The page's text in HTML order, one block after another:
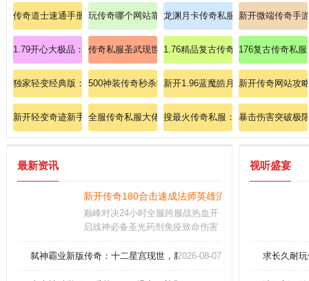
传奇道士速通手册：如何七日速成英雄召唤月灵？
玩传奇哪个网站靠谱、惊喜爆出传送戒指
龙渊月卡传奇私服1.80：荣耀重启
新开微端传奇手
1.79开心大极品：基于1.79版本的开心大极品传奇私服，让玩家在游戏中
传奇私服圣武现世：收集全服至尊圣武套，横扫战场无
1.76精品复古传奇 176复古传奇私
独家轻变经典版：轻变之域，经典传奇王者争霸，重燃热血战魂！
500神装传奇秒杀暗黑魔龙的终极指南！
新开1.96蓝魔皓月传奇：探索1.96
新开传奇网站攻
新开轻变奇迹新手必学法师英雄雷电术奥秘
全服传奇私服大佬力荐:微变复古版；单刷爆出青龙战甲
搜最火传奇私服：探索新大陆，顶
暴击伤害突破极
最新资讯
新开传奇180合击速成法师英雄流星火雨终极指南！
巅峰对决24小时全服跨服战热血开
启战神必备圣光药剂免疫致命伤害
场补给必须常备背包版本焦点十二
弑神霸业新版传奇：十二星宫现世，弑神套装秒杀全服！
2026-08-07
视听盛宴
求长久耐